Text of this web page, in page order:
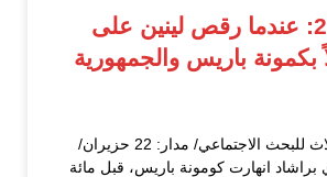
المراسلة 21: عندما رقص لينين على
بكمونة باريس والجمهورية
معهد القارات الثلاث للبحث الاجتماعي/ مدار: 22 حزيران/
فيجاي براشاد انهارت كومونة باريس، قبل مائة